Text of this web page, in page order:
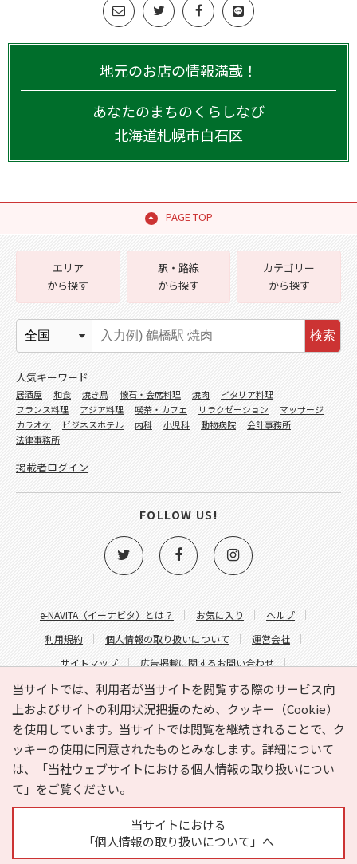
地元のお店の情報満載！
あなたのまちのくらしなび
北海道札幌市白石区
PAGE TOP
当サイトでは、利用者が当サイトを閲覧する際のサービス向
上およびサイトの利用状況把握のため、クッキー（Cookie）
を使用しています。当サイトでは閲覧を継続されることで、ク
ッキーの使用に同意されたものとみなします。詳細について
は、
「当社ウェブサイトにおける個人情報の取り扱いについ
て」 をご覧ください。
当サイトにおける
「個人情報の取り扱いについて」へ
e-NAVITA（イーナビタ）とは？ お気に入り
ヘルプ
利用規約
個人情報の取り扱いについて
運営会社
サイトマップ
広告掲載に関するお問い合わせ
サイトの内容に関するお問い合わせ
エリア
から探す
駅・路線
から探す
カテゴリー
から探す
検索
人気キーワード
居酒屋 和食 焼き鳥 懐石・会席料理 焼肉
イタリア料理
フランス料理
アジア料理 喫茶・カフェ リラクゼーション
マッサージ
カラオケ
ビジネスホテル 内科 小児科 動物病院
会計事務所
法律事務所
掲載者ログイン
FOLLOW US!
Copyright © HYOJITO.Co.,Ltd. All Rights Reserved.